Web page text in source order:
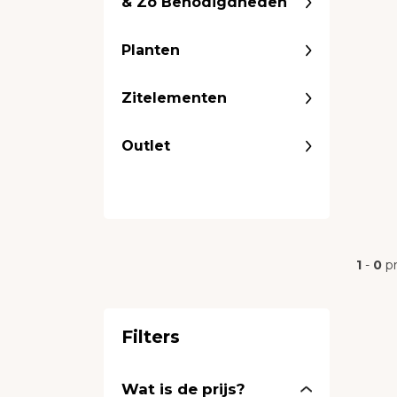
Planten
Zitelementen
Outlet
1 - 0
Filters
Wat is de prijs?